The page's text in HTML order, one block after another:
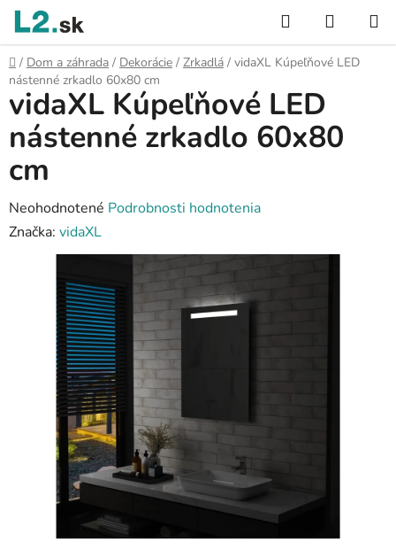
Prejsť
obsah
Hľadať
KOŠÍK
Domov
/ Dom a záhrada / Dekorácie / Zrkadlá / vidaXL Kúpeľňové LED
nástenné zrkadlo 60x80 cm
vidaXL Kúpeľňové LED
nástenné zrkadlo 60x80
cm
Priemerné
hodnotenie
produktu
hviezdičiek.
Neohodnotené Podrobnosti hodnotenia
Značka: vidaXL